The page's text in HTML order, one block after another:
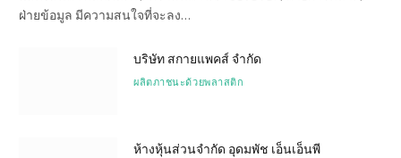
ฝ่ายข้อมูล มีความสนใจที่จะลง…
บริษัท สกายแพคส์ จำกัด
ผลิตภาชนะด้วยพลาสติก
ห้างหุ้นส่วนจำกัด อุดมพัช เอ็นเอ็นพี